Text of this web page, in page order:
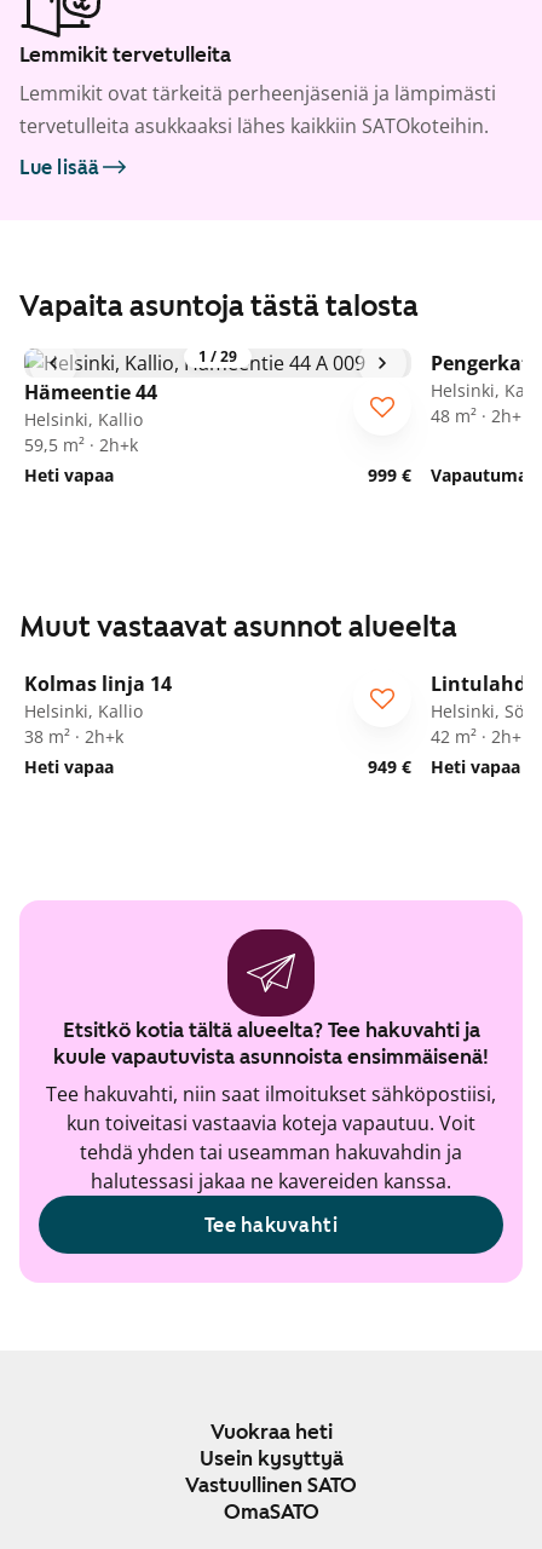
Lemmikit tervetulleita
Lemmikit ovat tärkeitä perheenjäseniä ja lämpimästi
tervetulleita asukkaaksi lähes kaikkiin SATOkoteihin.
Lue lisää
Vapaita asuntoja tästä talosta
1 /29
Hämeentie 44
Helsinki, Kallio
59,5 m² · 2h+k
Heti vapaa
999 €
Helsinki,
48 m² · 2h+kk
Muut vastaavat asunnot alueelta
Kolmas linja 14
Helsinki, Kallio
38 m² · 2h+k
Heti vapaa
949 €
Helsinki,
42 m² ·
Heti vapaa
Etsitkö kotia tältä alueelta? Tee hakuvahti ja
kuule vapautuvista asunnoista ensimmäisenä!
Tee hakuvahti, niin saat ilmoitukset sähköpostiisi,
kun toiveitasi vastaavia koteja vapautuu. Voit
tehdä yhden tai useamman hakuvahdin ja
halutessasi jakaa ne kavereiden kanssa.
Tee hakuvahti
Vuokraa heti
Usein kysyttyä
Vastuullinen SATO
OmaSATO